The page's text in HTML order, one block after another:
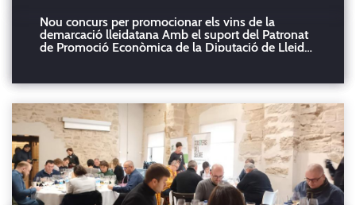
Nou concurs per promocionar els vins de la
demarcació lleidatana Amb el suport del Patronat
de Promoció Econòmica de la Diputació de Lleida
aquest novembre un concurs obert a tots els vins